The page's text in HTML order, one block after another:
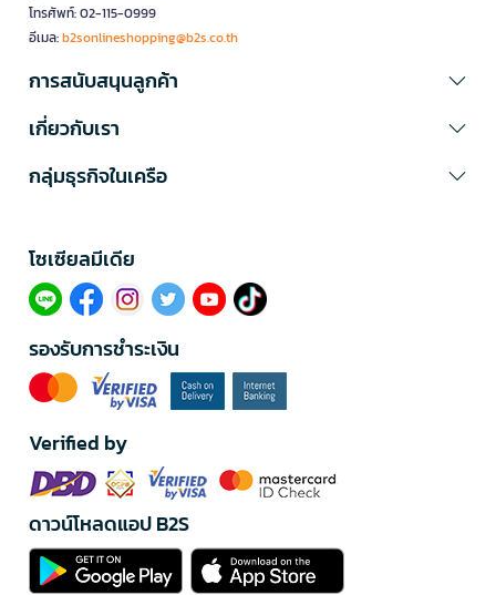
โทรศัพท์: 02-115-0999
อีเมล:b2sonlineshopping@b2s.co.th
การสนับสนุนลูกค้า
เกี่ยวกับเรา
กลุ่มธุรกิจในเครือ
โซเซียลมีเดีย​
รองรับการชำระเงิน
Verified by
ดาวน์โหลดแอป B2S